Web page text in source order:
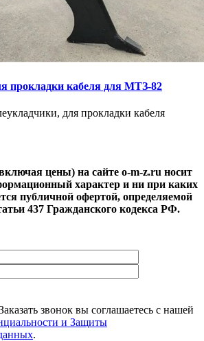
прокладки кабeля для МTЗ-82
для прокладки кабeля
цены) на сайте o-m-z.ru носит
характер и ни при каких
публичной офертой, определяемой
437 Гражданского кодекса РФ.
звонок вы соглашаетесь с нашей
и Защиты
.